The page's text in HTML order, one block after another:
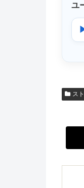
ユ
ス